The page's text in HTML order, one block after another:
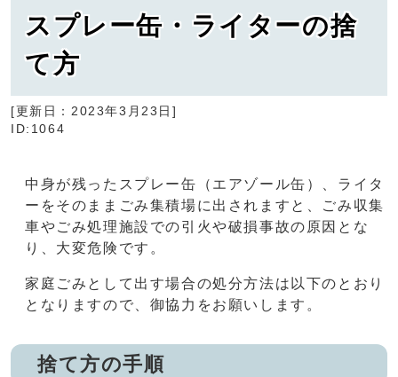
スプレー缶・ライターの捨
て方
[更新日： 2023年3月23日 ]
ID:1064
中身が残ったスプレー缶（エアゾール缶）、ライタ
ーをそのままごみ集積場に出されますと、ごみ収集
車やごみ処理施設での引火や破損事故の原因とな
り、大変危険です。
家庭ごみとして出す場合の処分方法は以下のとおり
となりますので、御協力をお願いします。
捨て方の手順